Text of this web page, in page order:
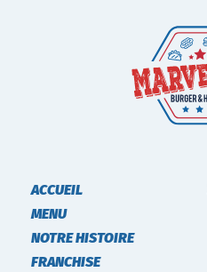
ACCUEIL
MENU
NOTRE HISTOIRE
FRANCHISE